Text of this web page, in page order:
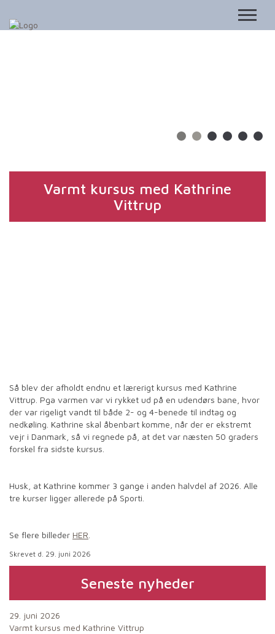
Varmt kursus med Kathrine
Vittrup
Så blev der afholdt endnu et lærerigt kursus med Kathrine
Vittrup. Pga varmen var vi rykket ud på en udendørs bane, hvor
der var rigeligt vandt til både 2- og 4-benede til indtag og
nedkøling. Kathrine skal åbenbart komme, når der er ekstremt
vejr i Danmark, så vi regnede på, at det var næsten 50 graders
forskel fra sidste kursus.
Husk, at Kathrine kommer 3 gange i anden halvdel af 2026. Alle
tre kurser ligger allerede på Sporti.
Se flere billeder HER
Skrevet d. 29. juni 2026
Seneste nyheder
29. juni 2026
Varmt kursus med Kathrine Vittrup